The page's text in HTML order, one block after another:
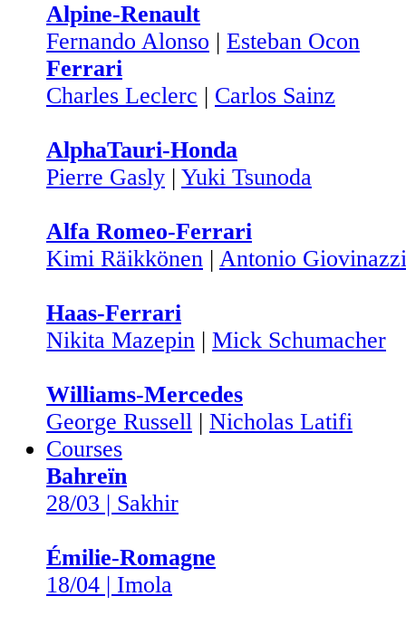
Alpine-Renault
Fernando Alonso | Esteban Ocon
Ferrari
Charles Leclerc | Carlos Sainz
AlphaTauri-Honda
Pierre Gasly | Yuki Tsunoda
Alfa Romeo-Ferrari
Kimi Räikkönen | Antonio Giovinazzi
Haas-Ferrari
Nikita Mazepin | Mick Schumacher
Williams-Mercedes
George Russell | Nicholas Latifi
Courses
Bahreïn
28/03 | Sakhir
Émilie-Romagne
18/04 | Imola